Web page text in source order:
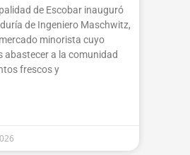
de Escobar inauguró
de Ingeniero Maschwitz,
minorista cuyo
abastecer a la comunidad
frescos y